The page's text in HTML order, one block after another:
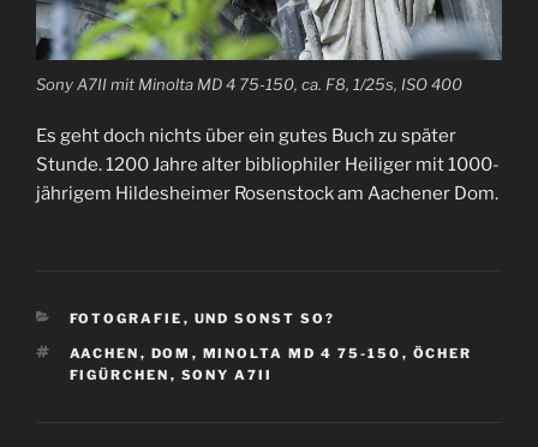
Sony A7II mit Minolta MD 4 75-150, ca. F8, 1/25s, ISO 400
Es geht doch nichts über ein gutes Buch zu später
Stunde. 1200 Jahre alter bibliophiler Heiliger mit 1000-
jährigem Hildesheimer Rosenstock am Aachener Dom.
KATEGORIEN
FOTOGRAFIE , UND SONST SO?
SCHLAGWÖRTER
AACHEN , DOM , MINOLTA MD 4 75-150 , ÖCHER
FIGÜRCHEN , SONY A7II